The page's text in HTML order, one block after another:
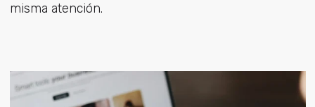
misma atención.